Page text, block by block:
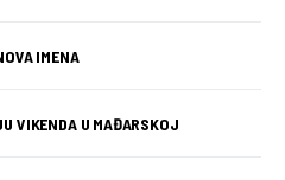
IMENA
VIKENDA U MAĐARSKOJ